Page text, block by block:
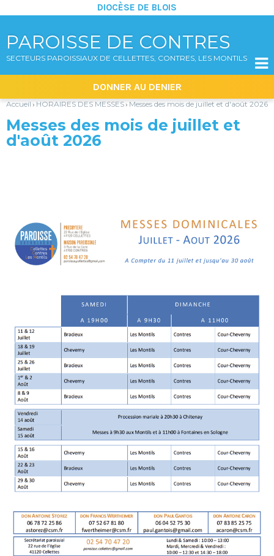
PAROISSE DE CONTRES
SECTEURS PAROISSIAUX DE CELLETTES, CONTRES, LES MONTILS
DIOCÈSE DE BLOIS
|
Aller
navigation
DONNER AU DENIER

Accueil › HORAIRES DES MESSES› Messes des mois de juillet et d'août 2026
Messes des mois de juillet et
d'août 2026